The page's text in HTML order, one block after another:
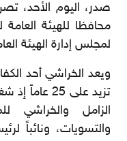
صدر، اليوم الأحد،
محافظا للهيئة
لمجلس إدارة الهيئة
ويعد الخراشي أحد
تزيد على
الزامل والخراشي
والتسويات، ونائباً